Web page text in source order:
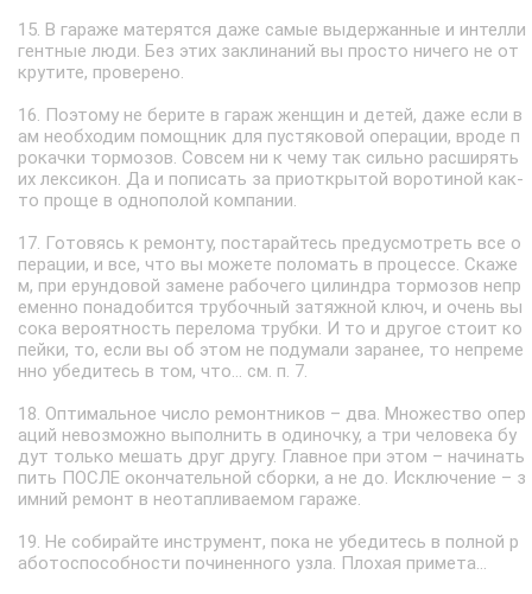
15. В гараже матерятся даже самые выдержанные и интелли
гентные люди. Без этих заклинаний вы просто ничего не от
крутите, проверено.
16. Поэтому не берите в гараж женщин и детей, даже если в
ам необходим помощник для пустяковой операции, вроде п
рокачки тормозов. Совсем ни к чему так сильно расширять
их лексикон. Да и пописать за приоткрытой воротиной как-
то проще в однополой компании.
17. Готовясь к ремонту, постарайтесь предусмотреть все о
перации, и все, что вы можете поломать в процессе. Скаже
м, при ерундовой замене рабочего цилиндра тормозов непр
еменно понадобится трубочный затяжной ключ, и очень вы
сока вероятность перелома трубки. И то и другое стоит ко
пейки, то, если вы об этом не подумали заранее, то непреме
нно убедитесь в том, что… см. п. 7.
18. Оптимальное число ремонтников – два. Множество опер
аций невозможно выполнить в одиночку, а три человека бу
дут только мешать друг другу. Главное при этом – начинать
пить ПОСЛЕ окончательной сборки, а не до. Исключение – з
имний ремонт в неотапливаемом гараже.
19. Не собирайте инструмент, пока не убедитесь в полной р
аботоспособности починенного узла. Плохая примета…